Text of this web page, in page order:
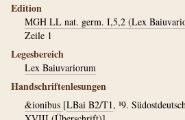
Edition
MGH LL nat. germ. I,5,2 (Lex
Zeile 1
Legesbereich
Lex Baiuvariorum
Handschriftenlesungen
&ionibus [LBai B2/T1, ¹9.